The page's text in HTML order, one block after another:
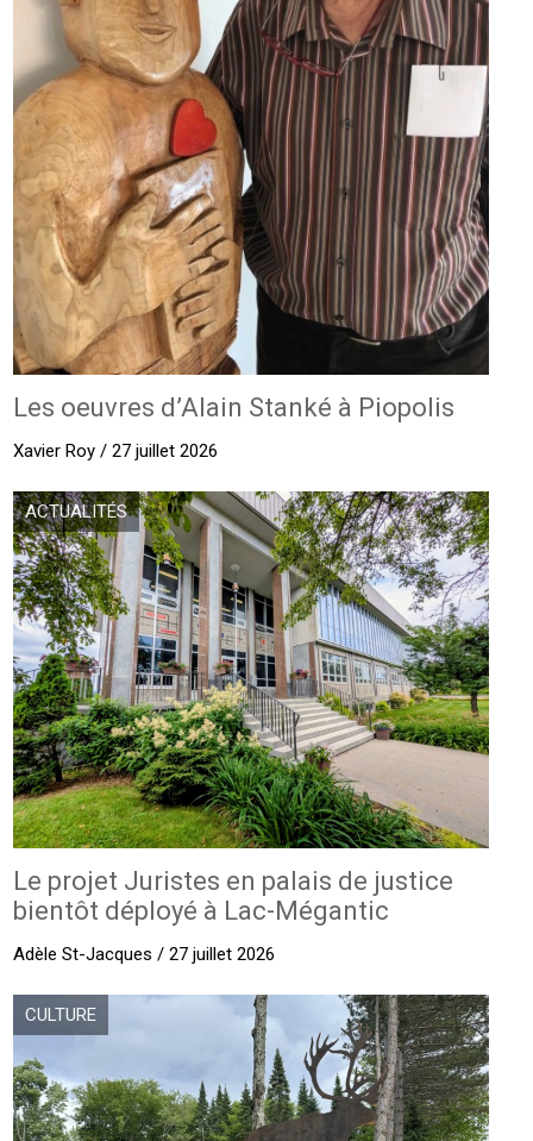
Les oeuvres d’Alain Stanké à Piopolis
Xavier Roy / 27 juillet 2026
ACTUALITÉS
Le projet Juristes en palais de justice
bientôt déployé à Lac-Mégantic
Adèle St-Jacques / 27 juillet 2026
CULTURE